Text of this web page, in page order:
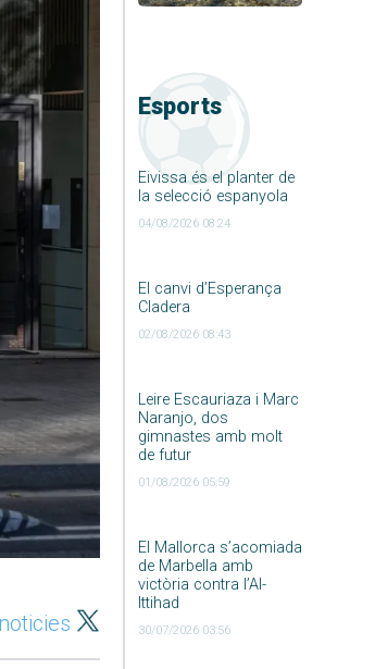
Esports
Eivissa és el planter de
la selecció espanyola
04/08/2026 08:24
El canvi d’Esperança
Cladera
02/08/2026 08:43
Leire Escauriaza i Marc
Naranjo, dos
gimnastes amb molt
de futur
01/08/2026 05:59
El Mallorca s’acomiada
de Marbella amb
victòria contra l’Al-
Ittihad
30/07/2026 03:56